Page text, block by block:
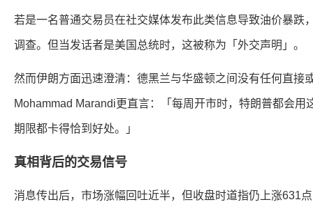
若是一名普通交易员在社交媒体发布此类信息导致油价暴跌
调查。但当发话者是美国总统时，这被称为「外交声明」。
然而伊朗方面迅速澄清：德黑兰与华盛顿之间没有任何直接
Mohammad Marandi更直言：「每周开市时，特朗普都会用
期限都卡得恰到好处。」
真相背后的交易信号
消息传出后，市场涨幅回吐近半，但收盘时道指仍上涨631